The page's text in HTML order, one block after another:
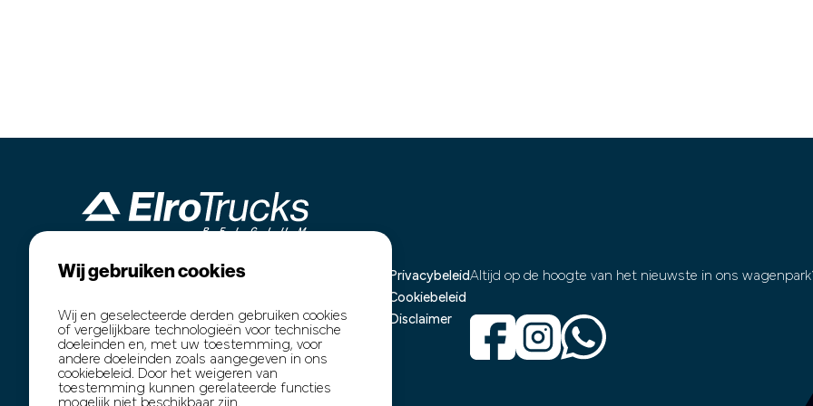
Industrieterrein Kanaal Noord 1636
+32 (0)89 77 74 60
+32 (0)474 54 47 91
info@elro-trucks.be
Inkoop
Transport
Over ons
Contact
Privacybeleid
Cookiebeleid
Disclaimer
Altijd op de hoogte van het nieuwste in ons
Wij gebruiken cookies
Wij en geselecteerde derden gebruiken cookies
of vergelijkbare technologieën voor technische
doeleinden en, met uw toestemming, voor
andere doeleinden zoals aangegeven in ons
cookiebeleid. Door het weigeren van
toestemming kunnen gerelateerde functies